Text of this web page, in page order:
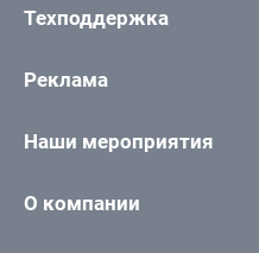
Техподдержка
Реклама
Наши мероприятия
О компании